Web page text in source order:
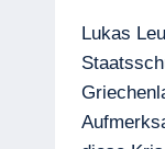
Lukas